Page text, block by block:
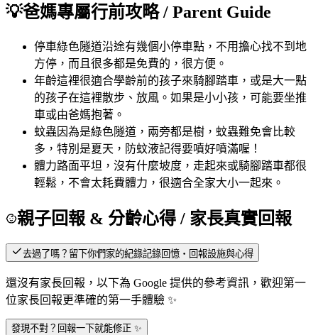
💡爸媽專屬行前攻略 / Parent Guide
停車綠色隧道沿途有幾個小停車點，不用擔心找不到地
方停，而且很多都是免費的，很方便。
年齡這裡很適合學齡前的孩子來騎腳踏車，或是大一點
的孩子在這裡散步、放風。如果是小小孩，可能要坐推
車或由爸媽抱著。
蚊蟲 因為是綠色隧道，兩旁都是樹，蚊蟲難免會比較
多，特別是夏天，防蚊液記得要噴好噴滿喔！
體力路面平坦，沒有什麼坡度，走起來或騎腳踏車都很
輕鬆，不會太耗費體力，很適合全家大小一起來。
親子回報 & 分齡心得 / 家長真實回報
去過了嗎？留下你們家的紀錄記錄回憶・回報設施與心得
還沒有家長回報，以下為 Google 提供的參考資訊，歡迎第一
位家長回報更準確的第一手體驗 ✨
發現不對？回報一下就能修正 ✨